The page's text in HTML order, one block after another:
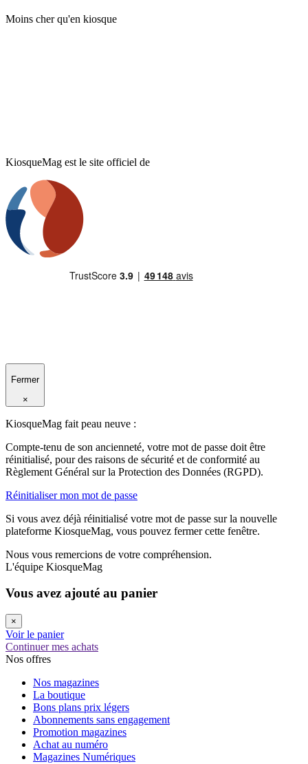
Moins cher qu'en kiosque
KiosqueMag est le site officiel de
Fermer
×
KiosqueMag fait peau neuve :
Compte-tenu de son ancienneté, votre mot de passe doit être
réinitialisé, pour des raisons de sécurité et de conformité au
Règlement Général sur la Protection des Données (RGPD).
Réinitialiser mon mot de passe
Si vous avez déjà réinitialisé votre mot de passe sur la nouvelle
plateforme KiosqueMag, vous pouvez fermer cette fenêtre.
Nous vous remercions de votre compréhension.
L'équipe KiosqueMag
Vous avez ajouté au panier
×
Voir le panier
Continuer mes achats
Nos offres
Nos magazines
La boutique
Bons plans prix légers
Abonnements sans engagement
Promotion magazines
Achat au numéro
Magazines Numériques